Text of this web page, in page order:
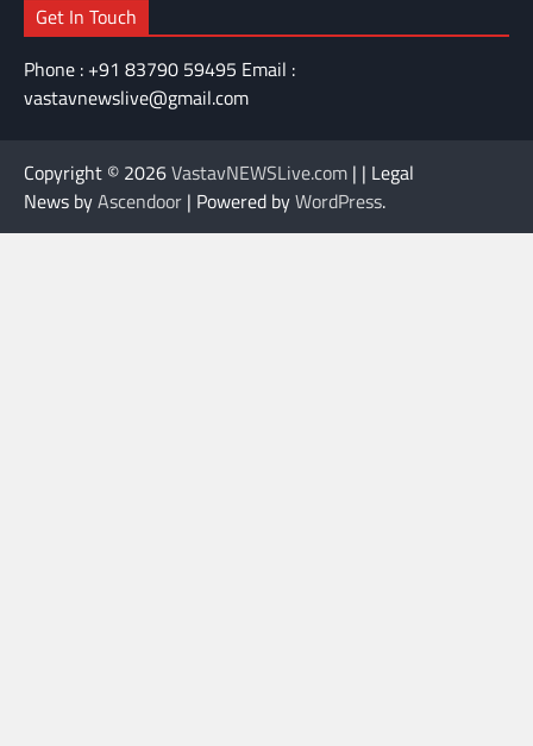
Get In Touch
Phone : +91 83790 59495 Email :
vastavnewslive@gmail.com
Copyright © 2026VastavNEWSLive.com | | Legal
News byAscendoor | Powered byWordPress.